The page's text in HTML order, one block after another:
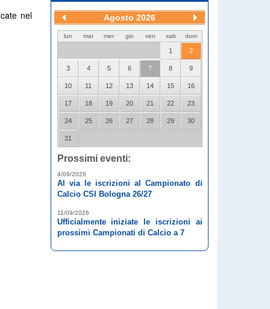
nel
Agosto 2026
lun mar mer gio ven sab dom
1 2
3 4 5 6 7 8 9
10 11 12 13 14 15 16
17 18 19 20 21 22 23
24 25 26 27 28 29 30
31
Prossimi eventi:
4/09/2026
Al via le iscrizioni al Campionato di
Calcio CSI Bologna 26/27
11/09/2026
Ufficialmente iniziate le iscrizioni ai
prossimi Campionati di Calcio a 7